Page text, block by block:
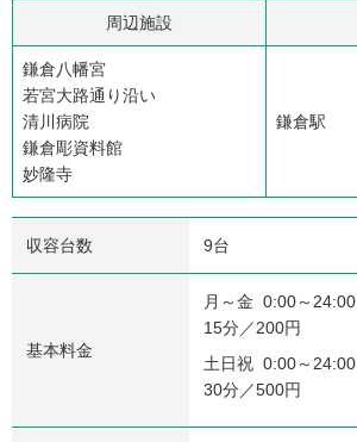
周辺施設
鎌倉八幡宮
若宮大路通り沿い
清川病院
鎌倉彫資料館
妙隆寺
鎌倉駅
収容台数 9台
基本料金
月～金 0:00～24:00
15分／200円
土日祝 0:00～24:00
30分／500円